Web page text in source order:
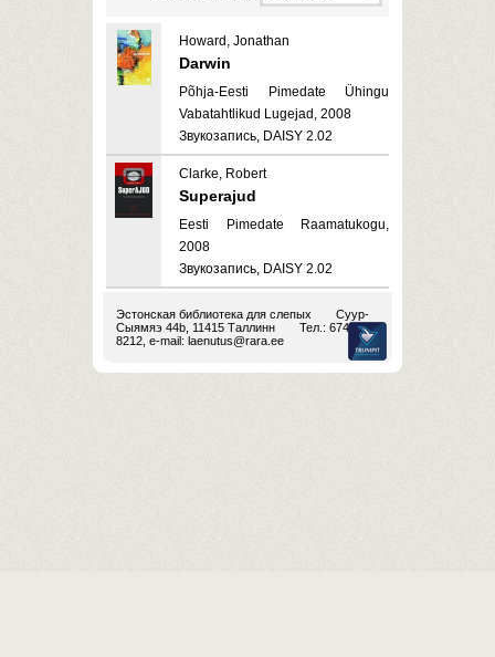
Howard, Jonathan
Darwin
Põhja-Eesti Pimedate Ühingu
Vabatahtlikud Lugejad, 2008
Звукозапись, DAISY 2.02
Clarke, Robert
Superajud
Eesti Pimedate Raamatukogu,
2008
Звукозапись, DAISY 2.02
Эстонская библиотека для слепых
Суур-
Сыямяэ 44b, 11415 Таллинн
Тел.: 674
8212, e-mail: laenutus@rara.ee